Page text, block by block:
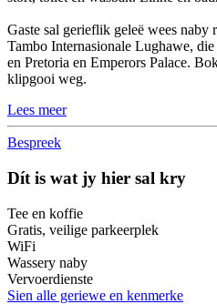
Gaste sal gerieflik geleë wees naby
Tambo Internasionale Lughawe,
en Pretoria en Emperors Palace.
klipgooi weg.
Lees meer
Bespreek
Dít is wat jy hier sal kry
Tee en koffie
Gratis, veilige parkeerplek
WiFi
Wassery naby
Vervoerdienste
Sien alle geriewe en kenmerke